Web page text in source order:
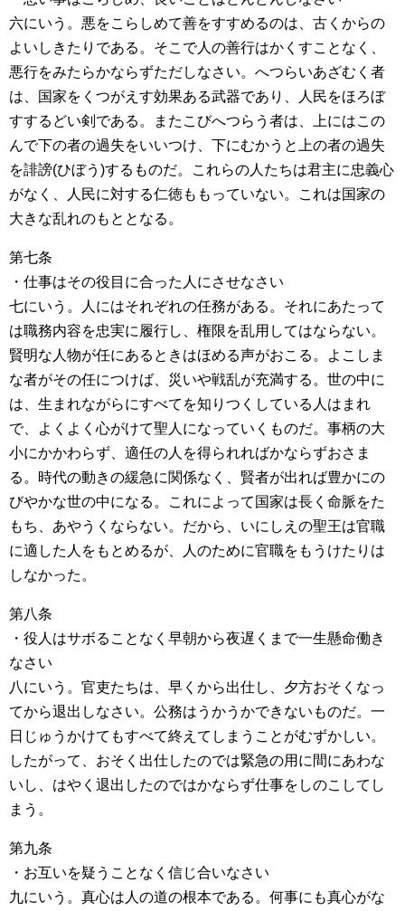
六にいう。悪をこらしめて善をすすめるのは、古くからの
よいしきたりである。そこで人の善行はかくすことなく、
悪行をみたらかならずただしなさい。へつらいあざむく者
は、国家をくつがえす効果ある武器であり、人民をほろぼ
すするどい剣である。またこびへつらう者は、上にはこの
んで下の者の過失をいいつけ、下にむかうと上の者の過失
を誹謗(ひぼう)するものだ。これらの人たちは君主に忠義心
がなく、人民に対する仁徳ももっていない。これは国家の
大きな乱れのもととなる。
第七条
・仕事はその役目に合った人にさせなさい
七にいう。人にはそれぞれの任務がある。それにあたって
は職務内容を忠実に履行し、権限を乱用してはならない。
賢明な人物が任にあるときはほめる声がおこる。よこしま
な者がその任につけば、災いや戦乱が充満する。世の中に
は、生まれながらにすべてを知りつくしている人はまれ
で、よくよく心がけて聖人になっていくものだ。事柄の大
小にかかわらず、適任の人を得られればかならずおさま
る。時代の動きの緩急に関係なく、賢者が出れば豊かにの
びやかな世の中になる。これによって国家は長く命脈をた
もち、あやうくならない。だから、いにしえの聖王は官職
に適した人をもとめるが、人のために官職をもうけたりは
しなかった。
第八条
・役人はサボることなく早朝から夜遅くまで一生懸命働き
なさい
八にいう。官吏たちは、早くから出仕し、夕方おそくなっ
てから退出しなさい。公務はうかうかできないものだ。一
日じゅうかけてもすべて終えてしまうことがむずかしい。
したがって、おそく出仕したのでは緊急の用に間にあわな
いし、はやく退出したのではかならず仕事をしのこしてし
まう。
第九条
・お互いを疑うことなく信じ合いなさい
九にいう。真心は人の道の根本である。何事にも真心がな